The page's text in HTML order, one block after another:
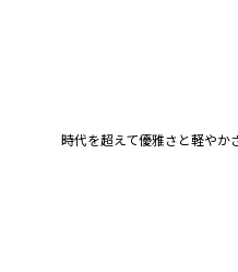
時代を超えて優雅さと軽やか